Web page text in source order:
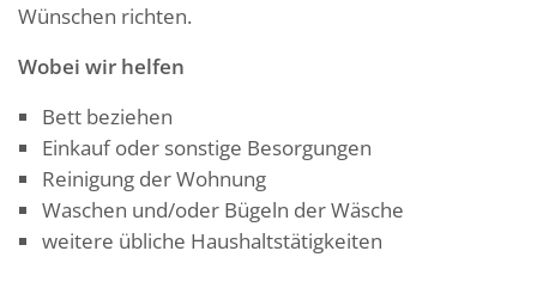
Wünschen richten.
Wobei wir helfen
Bett beziehen
Einkauf oder sonstige Besorgungen
Reinigung der Wohnung
Waschen und/oder Bügeln der Wäsche
weitere übliche Haushaltstätigkeiten